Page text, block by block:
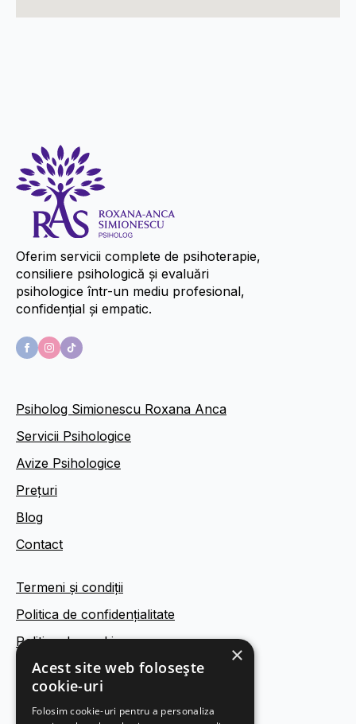
Oferim servicii complete de psihoterapie,
consiliere psihologică și evaluări
psihologice într-un mediu profesional,
confidențial și empatic.
Psiholog Simionescu Roxana Anca
Servicii Psihologice
Avize Psihologice
Prețuri
Blog
Contact
Termeni și condiții
Politica de confidențialitate
Politica de cookies
Legal
×
Acest site web folosește
cookie-uri
Folosim cookie-uri pentru a personaliza